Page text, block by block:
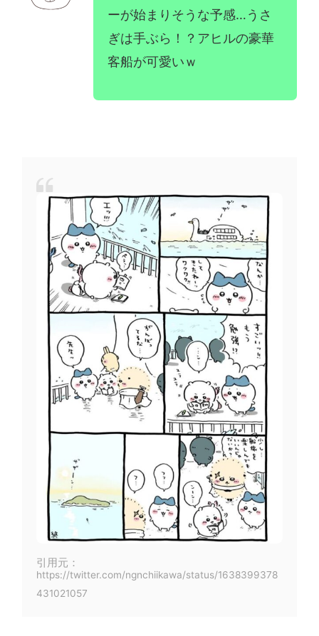
ーが始まりそうな予感…うさ
ぎは手ぶら！？アヒルの豪華
客船が可愛いｗ
引用元：
https://twitter.com/ngnchiikawa/status/1638399378
431021057